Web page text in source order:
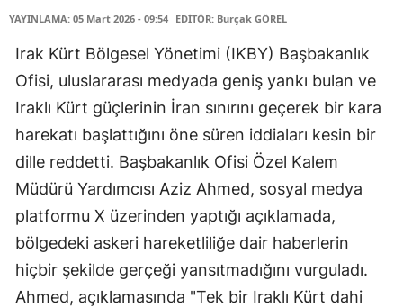
YAYINLAMA: 05 Mart 2026 - 09:54 EDİTÖR: Burçak GÖREL
Irak Kürt Bölgesel Yönetimi (IKBY) Başbakanlık
Ofisi, uluslararası medyada geniş yankı bulan ve
Iraklı Kürt güçlerinin İran sınırını geçerek bir kara
harekatı başlattığını öne süren iddiaları kesin bir
dille reddetti. Başbakanlık Ofisi Özel Kalem
Müdürü Yardımcısı Aziz Ahmed, sosyal medya
platformu X üzerinden yaptığı açıklamada,
bölgedeki askeri hareketliliğe dair haberlerin
hiçbir şekilde gerçeği yansıtmadığını vurguladı.
Ahmed, açıklamasında "Tek bir Iraklı Kürt dahi